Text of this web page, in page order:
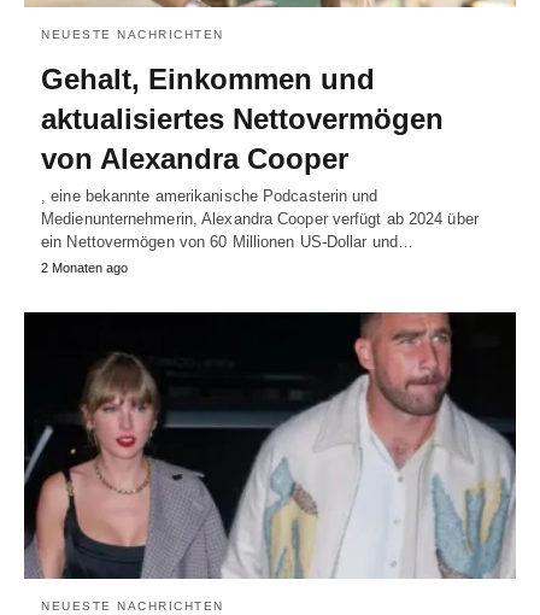
NEUESTE NACHRICHTEN
Gehalt, Einkommen und
aktualisiertes Nettovermögen
von Alexandra Cooper
, eine bekannte amerikanische Podcasterin und
Medienunternehmerin, Alexandra Cooper verfügt ab 2024 über
ein Nettovermögen von 60 Millionen US-Dollar und…
2 Monaten ago
NEUESTE NACHRICHTEN